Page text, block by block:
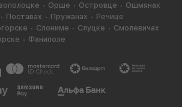
Орше Островце
Ошмянах
Поставах Пружанах
Речице
Слониме Слуцке
Смолевичах
Фаниполе